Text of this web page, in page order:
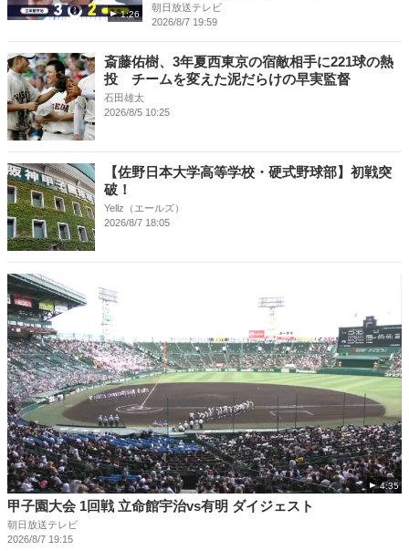
1:26
朝日放送テレビ
2026/8/7 19:59
斎藤佑樹、3年夏西東京の宿敵相手に221球の熱
投 チームを変えた泥だらけの早実監督
石田雄太
2026/8/5 10:25
【佐野日本大学高等学校・硬式野球部】初戦突
破！
Yellz（エールズ）
2026/8/7 18:05
4:35
甲子園大会 1回戦 立命館宇治vs有明 ダイジェスト
朝日放送テレビ
2026/8/7 19:15